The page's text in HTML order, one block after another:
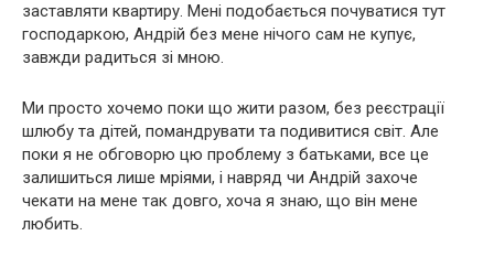
заставляти квартиру. Мені подобається почуватися тут
господаркою, Андрій без мене нічого сам не купує,
завжди радиться зі мною.
Ми просто хочемо поки що жити разом, без реєстрації
шлюбу та дітей, помандрувати та подивитися світ. Але
поки я не обговорю цю проблему з батьками, все це
залишиться лише мріями, і навряд чи Андрій захоче
чекати на мене так довго, хоча я знаю, що він мене
любить.